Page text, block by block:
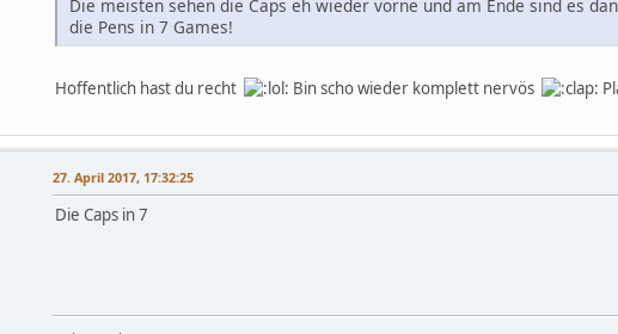
Die meisten sehen die Caps eh wieder vorne und am Ende sind es
die Pens in 7 Games!
Hoffentlich hast du recht Bin scho wieder komplett nervös
27. April 2017, 17:32:25
Die Caps in 7